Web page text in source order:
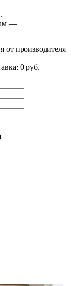
—
от производителя
0 руб.